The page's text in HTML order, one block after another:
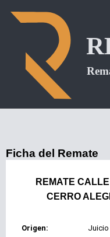
Ficha del Remate
REMATE
CERRO
Origen: Juicio